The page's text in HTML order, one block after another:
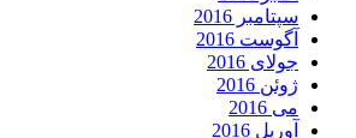
سپتامبر 2016
آگوست 2016
جولای 2016
ژوئن 2016
می 2016
آوریل 2016